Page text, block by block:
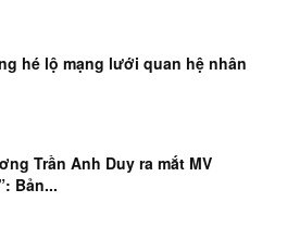
hé lộ mạng lưới quan hệ nhân
Trần Anh Duy ra mắt MV
Bản...